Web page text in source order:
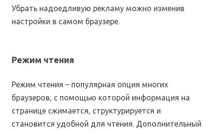
Убрать надоедливую рекламу можно изменив
настройки в самом браузере.
Режим чтения
Режим чтения – популярная опция многих
браузеров, с помощью которой информация на
странице сжимается, структурируется и
становится удобной для чтения. Дополнительный